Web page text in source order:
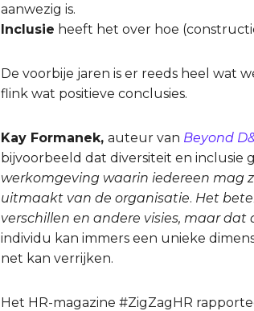
aanwezig is.
Inclusie heeft het over hoe
De voorbije jaren is er reeds heel wat
flink wat positieve conclusies.
Kay Formanek, auteur van Beyond
bijvoorbeeld dat diversiteit en inclusie
werkomgeving waarin iedereen mag
uitmaakt van de organisatie. Het
verschillen en andere visies, maar
individu kan immers een unieke
net kan verrijken.
Het HR-magazine #ZigZagHR